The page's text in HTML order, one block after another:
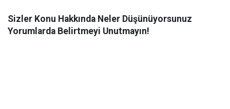
Sizler Konu Hakkında Neler Düşünüyorsunuz
Yorumlarda Belirtmeyi Unutmayın!